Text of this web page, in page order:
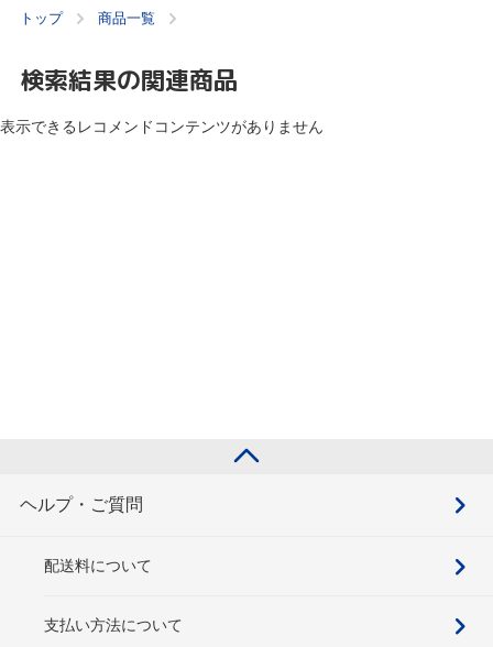
トップ 商品一覧
検索結果の関連商品
表示できるレコメンドコンテンツがありません
ヘルプ・ご質問
配送料について
支払い方法について